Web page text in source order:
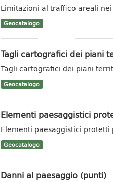
Limitazioni al traffico areali
Geocatalogo
Tagli cartografici dei piani
Tagli cartografici dei piani
Geocatalogo
Elementi paesaggistici
Elementi paesaggistici
Geocatalogo
Danni al paesaggio (punti)